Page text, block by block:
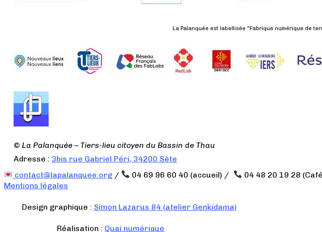
La Palanquée est labellisée "Fabrique numérique de
© La Palanquée – Tiers-lieu citoyen du Bassin de Thau
Adresse : 3bis rue Gabriel Péri, 34200 Sète
contact@lapalanquee.org / 04 69 96 60 40 (accueil) /
04 48 20 19 28
Mentions légales
Design graphique : Simon Lazarus 84 (atelier Genkidama)
Réalisation : Quai numérique